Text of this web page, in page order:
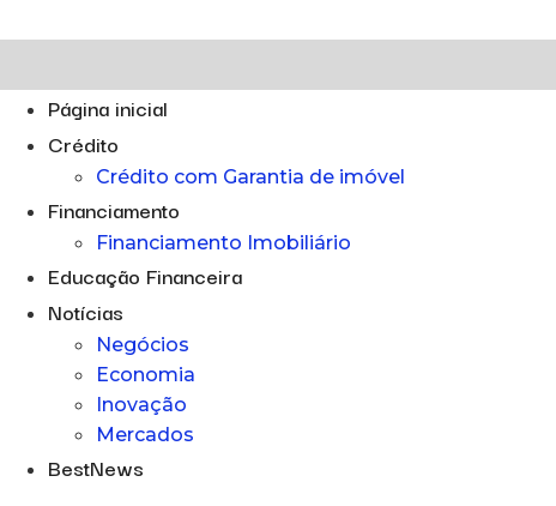
Página inicial
Crédito
Crédito com Garantia de imóvel
Financiamento
Financiamento Imobiliário
Educação Financeira
Notícias
Negócios
Economia
Inovação
Mercados
BestNews